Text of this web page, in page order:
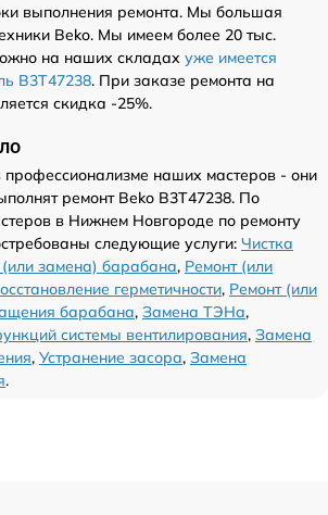
выполнения ремонта. Мы большая
Beko. Мы имеем более 20 тыс.
на наших складах уже имеется
B3T47238. При заказе ремонта на
скидка -25%.
наших мастеров - они
ремонт Beko B3T47238. По
в Нижнем Новгороде по ремонту
следующие услуги: Чистка
(или замена) барабана, Ремонт (или
герметичности, Ремонт (или
барабана, Замена ТЭНа,
системы вентилирования, Замена
, Устранение засора, Замена
.